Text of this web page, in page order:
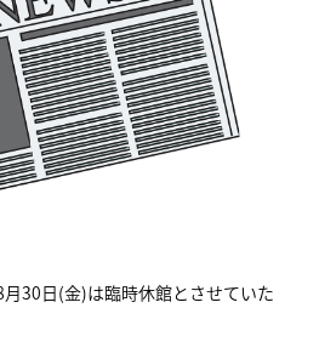
30日(金)は臨時休館とさせていた